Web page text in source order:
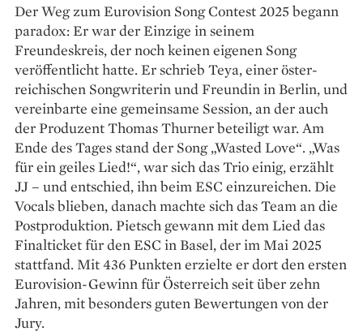
Der Weg zum Eurovision Song Contest 2025 begann
paradox: Er war der Einzige in seinem
Freundeskreis, der noch keinen eigenen Song
veröffentlicht hatte. Er schrieb Teya, einer öster­
reichischen Songwriterin und Freundin in Berlin, und
vereinbarte eine gemeinsame Session, an der auch
der Produzent Thomas Thurner beteiligt war. Am
Ende des Tages stand der Song „Wasted Love“. „Was
für ein geiles Lied!“, war sich das Trio einig, erzählt
JJ – und entschied, ihn beim ESC einzureichen. Die
Vocals blieben, danach machte sich das Team an die
Post­produktion. Pietsch gewann mit dem Lied das
Finalticket für den ESC in Basel, der im Mai 2025
stattfand. Mit 436 Punkten erzielte er dort den ­ersten
Euro­vision-Gewinn für Österreich seit über zehn
Jahren, mit besonders guten Bewertungen von der
Jury. ­